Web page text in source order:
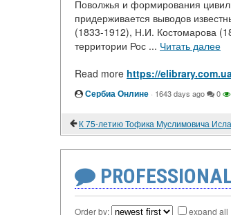
Поволжья и формирования
придерживается выводов
(1833-1912), Н.И. Костомарова
территории Рос ... Читать далее
Read more https://
Сербиа Онлине · 1643 days ago 0
К 75-летию Тофика Муслимовича
Order by: expand all